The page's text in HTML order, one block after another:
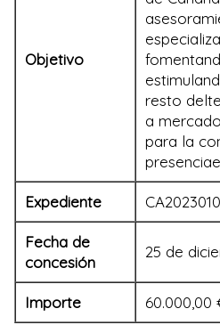
Objetivo
resto
a
para la
Expediente
Fecha de
concesión
25 de
Importe 60.000,00